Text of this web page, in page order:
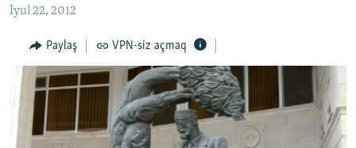
QANUNI DOĞRU
ARAŞDIRMA
MULTIMEDIA
VIDEO
FOTOQALEREYA
RADIO ARXIV
OXU ZALI
HAQQIMIZDA
İyul 22, 2012
Paylaş VPN-siz açmaq